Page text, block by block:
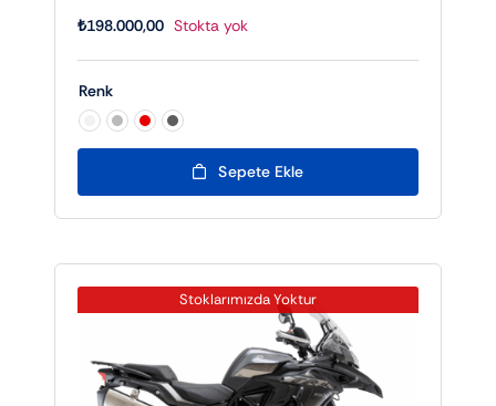
₺198.000,00 Stokta yok
Renk
Sepete Ekle
Stoklarımızda Yoktur